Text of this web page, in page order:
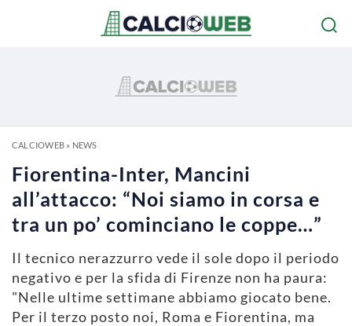
CALCIOWEB» NEWS
Fiorentina-Inter, Mancini
all’attacco: “Noi siamo in corsa e
tra un po’ cominciano le coppe…”
Il tecnico nerazzurro vede il sole dopo il periodo
negativo e per la sfida di Firenze non ha paura:
"Nelle ultime settimane abbiamo giocato bene.
Per il terzo posto noi, Roma e Fiorentina, ma